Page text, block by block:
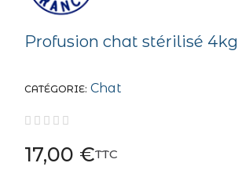
Profusion chat stérilisé 4kg
CATÉGORIE Chat
    
17,00 €TTC